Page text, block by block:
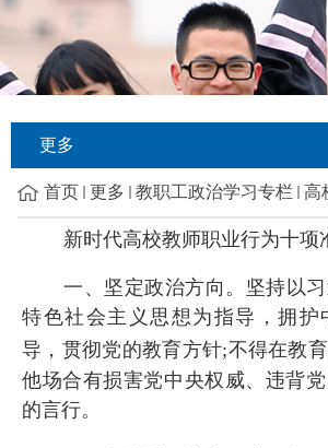
更多
首页 更多 教职工政治学习专栏 高
新时代高校教师职业行为十项
一、坚定政治方向。坚持以
特色社会主义思想为指导，拥护
导，贯彻党的教育方针;不得在教
他场合有损害党中央权威、违背
的言行。